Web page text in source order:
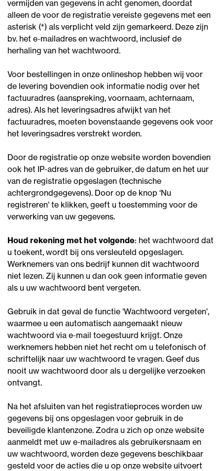
vermijden van gegevens in acht genomen, doordat
alleen de voor de registratie vereiste gegevens met een
asterisk (*) als verplicht veld zijn gemarkeerd. Deze zijn
bv. het e-mailadres en wachtwoord, inclusief de
herhaling van het wachtwoord.
Voor bestellingen in onze onlineshop hebben wij voor
de levering bovendien ook informatie nodig over het
factuuradres (aanspreking, voornaam, achternaam,
adres). Als het leveringsadres afwijkt van het
factuuradres, moeten bovenstaande gegevens ook voor
het leveringsadres verstrekt worden.
Door de registratie op onze website worden bovendien
ook het IP-adres van de gebruiker, de datum en het uur
van de registratie opgeslagen (technische
achtergrondgegevens). Door op de knop ‘Nu
registreren’ te klikken, geeft u toestemming voor de
verwerking van uw gegevens.
Houd rekening met het volgende: het wachtwoord dat
u toekent, wordt bij ons versleuteld opgeslagen.
Werknemers van ons bedrijf kunnen dit wachtwoord
niet lezen. Zij kunnen u dan ook geen informatie geven
als u uw wachtwoord bent vergeten.
Gebruik in dat geval de functie ‘Wachtwoord vergeten’,
waarmee u een automatisch aangemaakt nieuw
wachtwoord via e-mail toegestuurd krijgt. Onze
werknemers hebben niet het recht om u telefonisch of
schriftelijk naar uw wachtwoord te vragen. Geef dus
nooit uw wachtwoord door als u dergelijke verzoeken
ontvangt.
Na het afsluiten van het registratieproces worden uw
gegevens bij ons opgeslagen voor gebruik in de
beveiligde klantenzone. Zodra u zich op onze website
aanmeldt met uw e-mailadres als gebruikersnaam en
uw wachtwoord, worden deze gegevens beschikbaar
gesteld voor de acties die u op onze website uitvoert